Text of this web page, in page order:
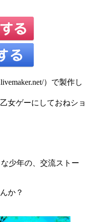
）で製作し
女ゲーにしておねショ
少年の、交流ストー
か？